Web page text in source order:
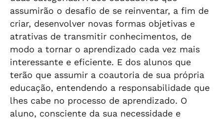
assumirão o desafio de se reinventar, a fim de
criar, desenvolver novas formas objetivas e
atrativas de transmitir conhecimentos, de
modo a tornar o aprendizado cada vez mais
interessante e eficiente. E dos alunos que
terão que assumir a coautoria de sua própria
educação, entendendo a responsabilidade que
lhes cabe no processo de aprendizado. O
aluno, consciente da sua necessidade e